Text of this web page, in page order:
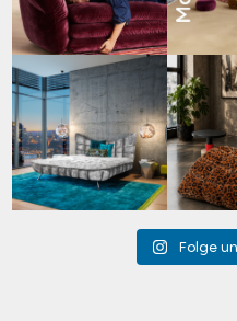
Cloud 7 – nicht nur zum
Sitzen, sondern auch
zum...
146 3
A bold
Mit
Folge